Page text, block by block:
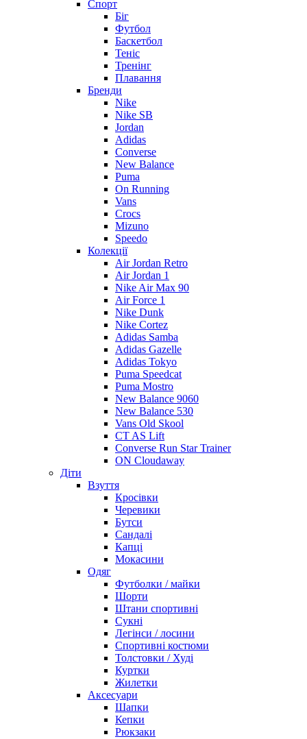
Спорт
Біг
Футбол
Баскетбол
Теніс
Тренінг
Плавання
Бренди
Nike
Nike SB
Jordan
Adidas
Converse
New Balance
Puma
On Running
Vans
Crocs
Mizuno
Speedo
Колекції
Air Jordan Retro
Air Jordan 1
Nike Air Max 90
Air Force 1
Nike Dunk
Nike Cortez
Adidas Samba
Adidas Gazelle
Adidas Tokyo
Puma Speedcat
Puma Mostro
New Balance 9060
New Balance 530
Vans Old Skool
CT AS Lift
Converse Run Star Trainer
ON Cloudaway
Діти
Взуття
Кросівки
Черевики
Бутси
Сандалі
Капці
Мокасини
Одяг
Футболки / майки
Шорти
Штани спортивні
Сукні
Легінси / лосини
Спортивні костюми
Толстовки / Худі
Куртки
Жилетки
Аксесуари
Шапки
Кепки
Рюкзаки